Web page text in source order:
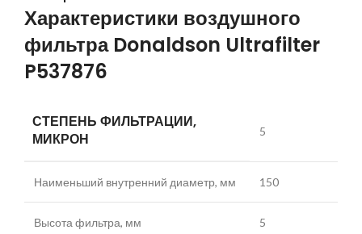
Характеристики воздушного
фильтра Donaldson Ultrafilter
P537876
СТЕПЕНЬ ФИЛЬТРАЦИИ,
МИКРОН
5
Наименьший внутренний диаметр, мм 150
Высота фильтра, мм 5